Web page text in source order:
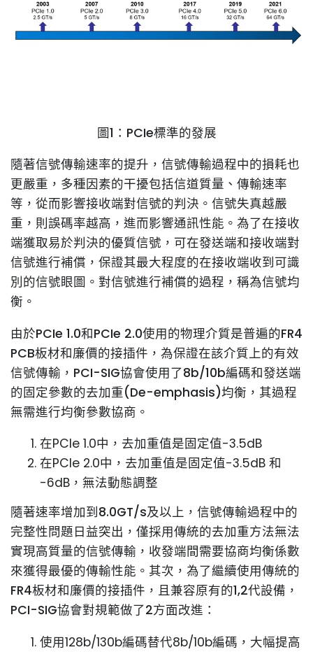
圖1：PCIe標準的發展
隨著信號傳輸速率的提升，信號傳輸過程中的損耗也
更嚴重，多種因素的干擾包括信道質量、傳輸速率
等，從而影響接收端對信號的判決。信號失真越嚴
重，則誤碼率越高，進而影響通訊性能。為了在接收
端獲取易於判決的優質信號，可在發送端和接收端對
信號進行補償，保證其最大程度的在接收端收到可識
別的信號眼圖。對信號進行補償的過程，稱為信號均
衡。
由於PCIe 1.0和PCIe 2.0使用的物理介質是普遍的FR4
PCB板材和廉價的接插件，為保證在該介質上的有效
信號傳輸，PCI-SIG協會使用了8b/10b編碼和發送端
的固定參數的去加重(De-emphasis)均衡，其過程
無需進行均衡參數協商。
在PCIe 1.0中，去加重值是固定值-3.5dB
在PCIe 2.0中，去加重值是固定值-3.5dB 和
-6dB，無法動態調整
隨著速率增加到8.0GT/s及以上，信號傳輸過程中的
完整性問題日益突出，僅採用傳統的去加重方法無法
實現高質量的信號傳輸，收發端間需要協商均衡係數
來獲得最優的傳輸性能。其次，為了繼續使用傳統的
FR4板材和廉價的接插件，且兼容原有的1,2代設備，
PCI-SIG協會對規範做了2方面改進：
使用128b/130b編碼替代8b/10b編碼，大幅提高